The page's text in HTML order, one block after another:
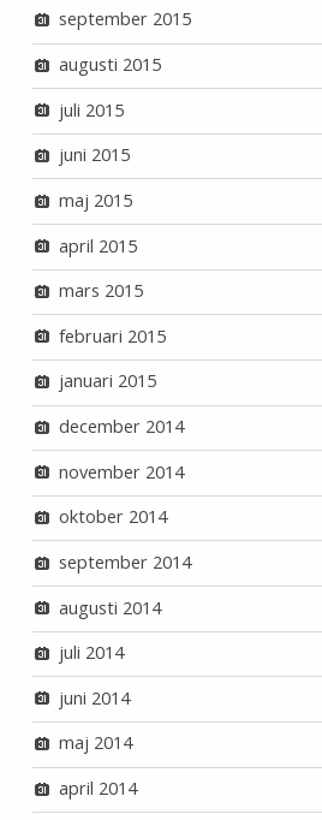
september 2015
augusti 2015
juli 2015
juni 2015
maj 2015
april 2015
mars 2015
februari 2015
januari 2015
december 2014
november 2014
oktober 2014
september 2014
augusti 2014
juli 2014
juni 2014
maj 2014
april 2014